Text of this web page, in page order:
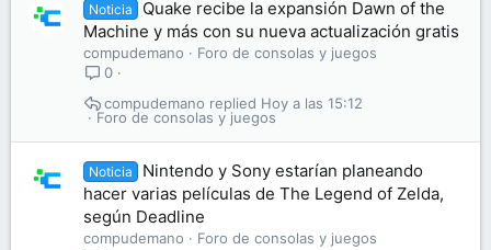
Noticia
Quake recibe la expansión Dawn of the
Machine y más con su nueva actualización gratis
compudemano
Foro de consolas y juegos
0
Foro de consolas y juegos
Hoy a las 15:12
compudemano
Noticia
Nintendo y Sony estarían planeando
hacer varias películas de The Legend of Zelda,
según Deadline
compudemano
Foro de consolas y juegos